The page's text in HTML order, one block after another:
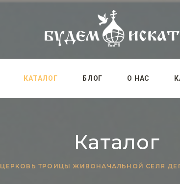
КАТАЛОГ БЛОГ О НАС
Каталог
ЦЕРКОВЬ ТРОИЦЫ ЖИВОНАЧАЛЬНОЙ СЕЛЯ